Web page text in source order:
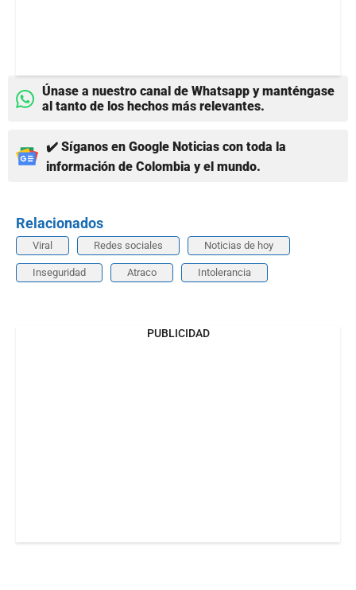
Únase a nuestro canal de Whatsapp y manténgase
al tanto de los hechos más relevantes.
✔️ Síganos en Google Noticias con toda la
información de Colombia y el mundo.
Relacionados
Viral Redes sociales Noticias de hoy
Inseguridad Atraco Intolerancia
PUBLICIDAD